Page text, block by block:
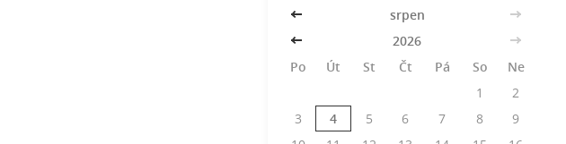
<< srpen
>>
<<
2026
>>
Po
Út St Čt Pá So
Ne
1
2
3
4 5 6 7 8
9